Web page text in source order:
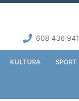
608 436 941
KULTURA SPORT